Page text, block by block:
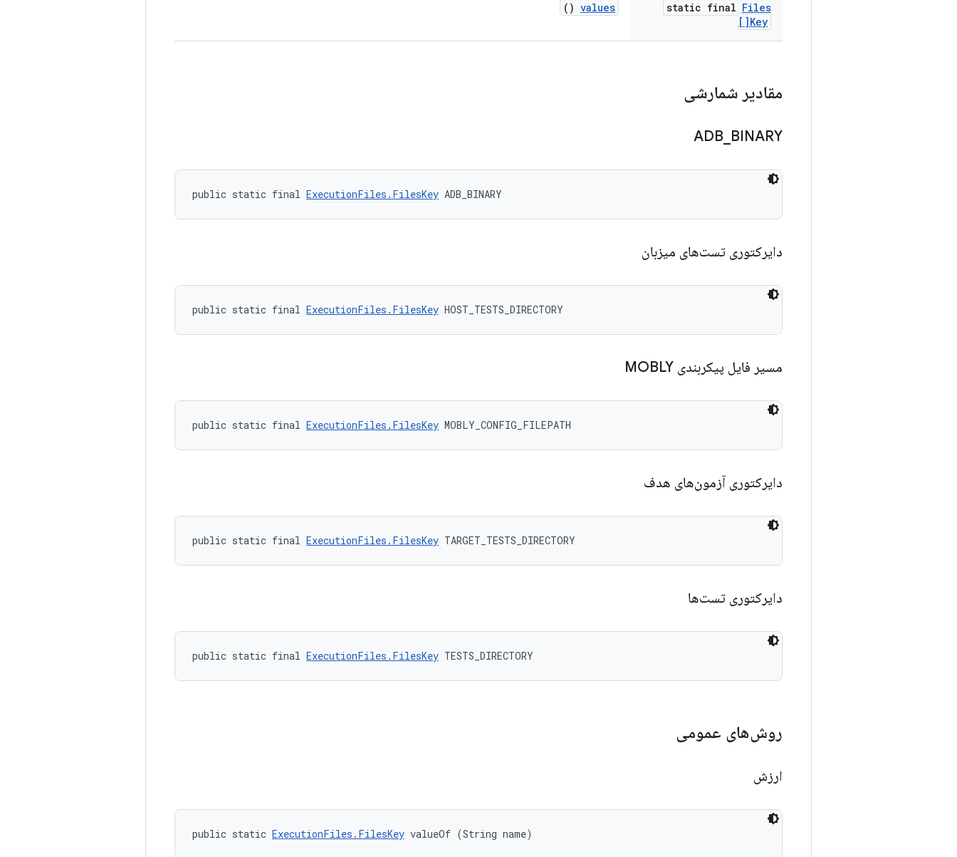
static final Files
Key[]
values
()
مقادیر شمارشی
ADB BINARY
public static final ExecutionFiles.FilesKey ADB_BINARY
دایرکتوری تست‌های میزبان
public static final ExecutionFiles.FilesKey HOST_TESTS_DIRECTORY
مسیر فایل پیکربندی MOBLY
public static final ExecutionFiles.FilesKey MOBLY_CONFIG_FILEPATH
دایرکتوری آزمون‌های هدف
public static final ExecutionFiles.FilesKey TARGET_TESTS_DIRECTORY
دایرکتوری تست‌ها
public static final ExecutionFiles.FilesKey TESTS_DIRECTORY
روش‌های عمومی
ارزش
public static ExecutionFiles.FilesKey valueOf (String name)